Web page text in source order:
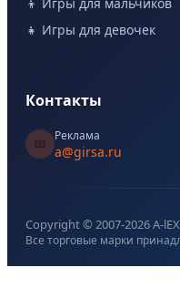
👧 Игры для девочек
Контакты
📧
Реклама
a@girsa.ru
Copyright © 2007-2026A-
Все торговые марки